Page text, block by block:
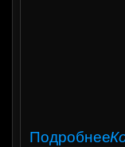
Подробнее